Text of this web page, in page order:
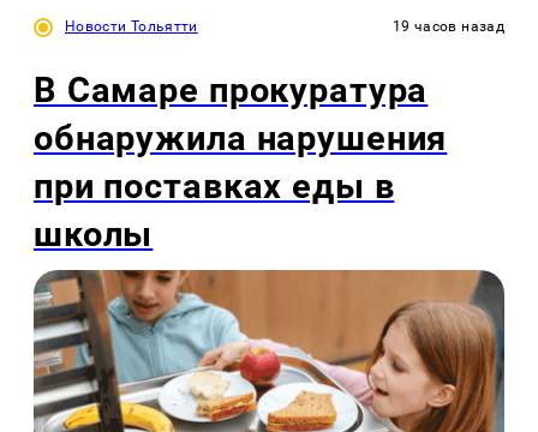
Новости Тольятти 19 часов назад
В Самаре прокуратура
обнаружила нарушения
при поставках еды в
школы